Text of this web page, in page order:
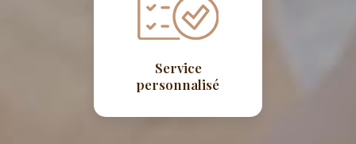
Service
personnalisé